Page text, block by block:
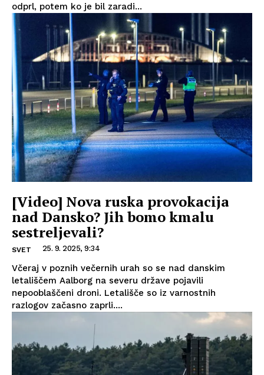
odprl, potem ko je bil zaradi...
[Video] Nova ruska provokacija
nad Dansko? Jih bomo kmalu
sestreljevali?
SVET 25. 9. 2025, 9:34
Včeraj v poznih večernih urah so se nad danskim
letališčem Aalborg na severu države pojavili
nepooblaščeni droni. Letališče so iz varnostnih
razlogov začasno zaprli....